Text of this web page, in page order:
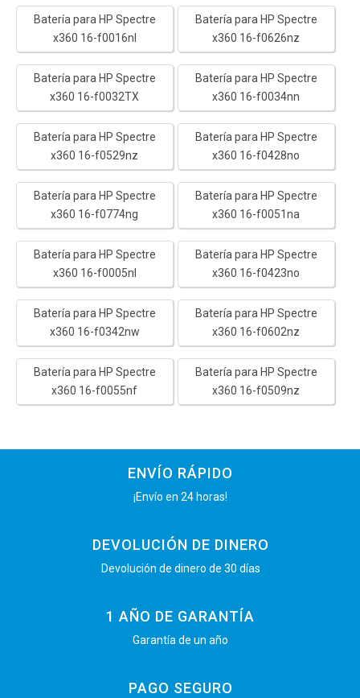
Batería para HP Spectre
x360 16-f0016nl
Batería para HP Spectre
x360 16-f0626nz
Batería para HP Spectre
x360 16-f0032TX
Batería para HP Spectre
x360 16-f0034nn
Batería para HP Spectre
x360 16-f0529nz
Batería para HP Spectre
x360 16-f0428no
Batería para HP Spectre
x360 16-f0774ng
Batería para HP Spectre
x360 16-f0051na
Batería para HP Spectre
x360 16-f0005nl
Batería para HP Spectre
x360 16-f0423no
Batería para HP Spectre
x360 16-f0342nw
Batería para HP Spectre
x360 16-f0602nz
Batería para HP Spectre
x360 16-f0055nf
Batería para HP Spectre
x360 16-f0509nz
ENVÍO RÁPIDO
¡Envío en 24 horas!
DEVOLUCIÓN DE DINERO
Devolución de dinero de 30 días
1 AÑO DE GARANTÍA
Garantía de un año
PAGO SEGURO